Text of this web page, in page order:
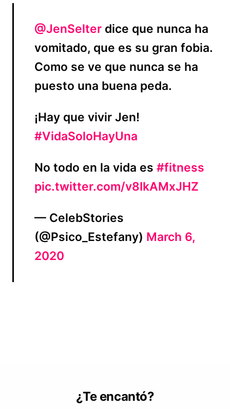
@JenSelter dice que nunca ha
vomitado, que es su gran fobia.
Como se ve que nunca se ha
puesto una buena peda.
¡Hay que vivir Jen!
#VidaSoloHayUna
No todo en la vida es #fitness
pic.twitter.com/v8IkAMxJHZ
— CelebStories
(@Psico_Estefany) March 6,
2020
¿Te encantó?